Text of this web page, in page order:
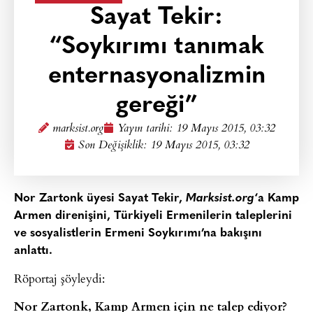
Sayat Tekir:
“Soykırımı tanımak
enternasyonalizmin
gereği”
marksist.org Yayın tarihi: 19 Mayıs 2015, 03:32
Son Değişiklik: 19 Mayıs 2015, 03:32
Nor Zartonk üyesi Sayat Tekir, Marksist.org‘a Kamp
Armen direnişini, Türkiyeli Ermenilerin taleplerini
ve sosyalistlerin Ermeni Soykırımı’na bakışını
anlattı.
Röportaj şöyleydi:
Nor Zartonk, Kamp Armen için ne talep ediyor?